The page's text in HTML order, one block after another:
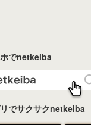
でnetkeiba
でサクサクnetkeiba